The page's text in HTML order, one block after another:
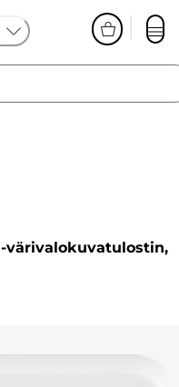
värivalokuvatulostin,